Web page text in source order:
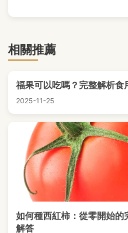
相關推薦
福果可以吃嗎？完整解析食
2025-11-25
如何種西紅柿：從零開始的
解答